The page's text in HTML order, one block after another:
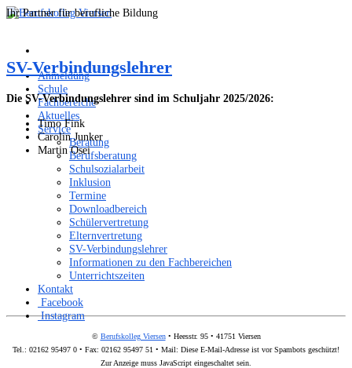
Ihr Partner für berufliche Bildung
Anmeldung
Schule
Fachbereiche
Aktuelles
Service
Beratung
Berufsberatung
Schulsozialarbeit
Inklusion
Termine
Downloadbereich
Schülervertretung
Elternvertretung
SV-Verbindungslehrer
Informationen zu den Fachbereichen
Unterrichtszeiten
Kontakt
Facebook
Instagram
SV-Verbindungslehrer
Die SV-Verbindungslehrer sind im Schuljahr 2025/2026:
Timo Fink
Carolin Junker
Martin Osei
© Berufskolleg Viersen• Heesstr. 95 • 41751 Viersen
Tel.: 02162 95497 0 • Fax: 02162 95497 51 • Mail: Diese E-Mail-Adresse ist vor Spambots geschützt!
Zur Anzeige muss JavaScript eingeschaltet sein.